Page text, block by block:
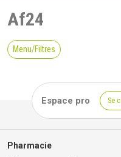
Af24
Menu/Filtres
Espace pro Se
Pharmacie